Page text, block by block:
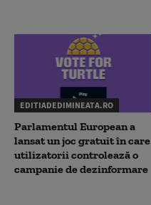
EDITIADEDIMINEATA.RO
Parlamentul European a
lansat un joc gratuit în care
utilizatorii controlează o
campanie de dezinformare